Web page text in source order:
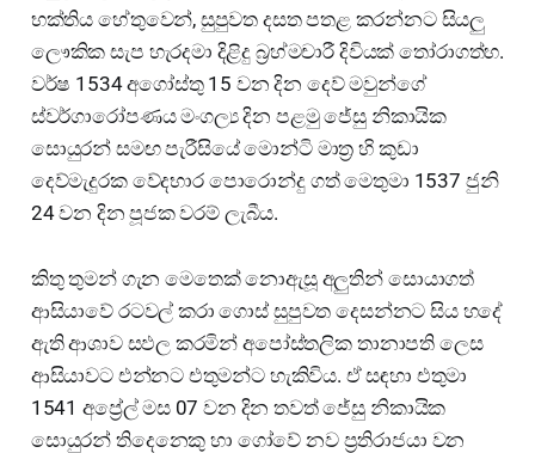
භක්තිය හේතුවෙන්, සුපුවත දසත පතළ කරන්නට සියලු
ලෞකික සැප හැරදමා දිළිදු බ්‍රහ්මචාරී දිවියක් තෝරාගත්හ.
වර්ෂ 1534 අගෝස්තු 15 වන දින දෙව් මවුන්ගේ
ස්වර්ගාරෝපණය මංගල්‍ය දින පළමු ජේසු නිකායික
සොයුරන් සමඟ පැරීසියේ මොන්ටි මාත්‍ර හි කුඩා
දෙව්මැදුරක වේදභාර පොරොන්දු ගත් මෙතුමා 1537 ජුනි
24 වන දින පූජක වරම් ලැබීය.
කිතු තුමන් ගැන මෙතෙක් නොඇසූ අලුතින් සොයාගත්
ආසියාවේ රටවල් කරා ගොස් සුපුවත දෙසන්නට සිය හදේ
ඇති ආශාව සඵල කරමින් අපෝස්තලික තානාපති ලෙස
ආසියාවට එන්නට එතුමන්ට හැකිවිය. ඒ සඳහා එතුමා
1541 අප්‍රේල් මස 07 වන දින තවත් ජේසු නිකායික
සොයුරන් තිදෙනෙකු හා ගෝවේ නව ප්‍රතිරාජයා වන